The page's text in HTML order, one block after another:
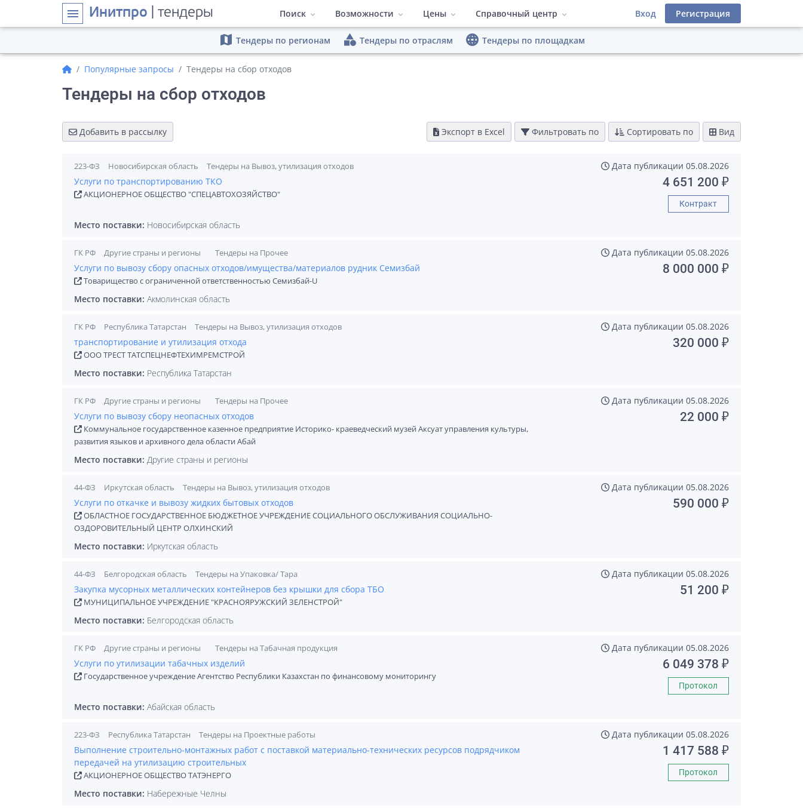
menu Инитпро | тендеры Поиск
Тендеры по регионам Тендеры по отраслям
Возможности
Быстрый поиск Расширенные фильтры
Цены
ПО Система поиска тендеров
Справочный центр
Полезные материалы
Вход Регистрация
map Тендеры по регионам category Тендеры по отраслям language Тендеры по площадкам
Популярные запросы Тендеры на сбор отходов
Тендеры на сбор отходов
Добавить в рассылку Экспорт в Excel Фильтровать по Сортировать по Вид
223-ФЗ Новосибирская область Тендеры на Вывоз, утилизация отходов Дата публикации 05.08.2026
Услуги по транспортированию ТКО
АКЦИОНЕРНОЕ ОБЩЕСТВО "СПЕЦАВТОХОЗЯЙСТВО"
4 651 200 ₽
Контракт
Место поставки: Новосибирская область
ГК РФ Другие страны и регионы Тендеры на Прочее Дата публикации 05.08.2026
Услуги по вывозу сбору опасных отходов/имущества/материалов рудник Семизбай
Товарищество с ограниченной ответственностью Семизбай-U
8 000 000 ₽
Место поставки: Акмолинская область
ГК РФ Республика Татарстан Тендеры на Вывоз, утилизация отходов Дата публикации 05.08.2026
транспортирование и утилизация отхода
ООО ТРЕСТ ТАТСПЕЦНЕФТЕХИМРЕМСТРОЙ
320 000 ₽
Место поставки: Республика Татарстан
ГК РФ Другие страны и регионы Тендеры на Прочее Дата публикации 05.08.2026
Услуги по вывозу сбору неопасных отходов
Коммунальное государственное казенное предприятие Историко- краеведческий музей Аксуат управления культуры,
развития языков и архивного дела области Абай
22 000 ₽
Место поставки: Другие страны и регионы
44-ФЗ Иркутская область Тендеры на Вывоз, утилизация отходов Дата публикации 05.08.2026
Услуги по откачке и вывозу жидких бытовых отходов
ОБЛАСТНОЕ ГОСУДАРСТВЕННОЕ БЮДЖЕТНОЕ УЧРЕЖДЕНИЕ СОЦИАЛЬНОГО ОБСЛУЖИВАНИЯ СОЦИАЛЬНО-
ОЗДОРОВИТЕЛЬНЫЙ ЦЕНТР ОЛХИНСКИЙ
590 000 ₽
Место поставки: Иркутская область
44-ФЗ Белгородская область Тендеры на Упаковка/ Тара Дата публикации 05.08.2026
Закупка мусорных металлических контейнеров без крышки для сбора ТБО
МУНИЦИПАЛЬНОЕ УЧРЕЖДЕНИЕ "КРАСНОЯРУЖСКИЙ ЗЕЛЕНСТРОЙ"
51 200 ₽
Место поставки: Белгородская область
ГК РФ Другие страны и регионы Тендеры на Табачная продукция Дата публикации 05.08.2026
Услуги по утилизации табачных изделий
Государственное учреждение Агентство Республики Казахстан по финансовому мониторингу
6 049 378 ₽
Протокол
Место поставки: Абайская область
223-ФЗ Республика Татарстан Тендеры на Проектные работы Дата публикации 05.08.2026
Выполнение строительно-монтажных работ с поставкой материально-технических ресурсов подрядчиком
передачей на утилизацию строительных
АКЦИОНЕРНОЕ ОБЩЕСТВО ТАТЭНЕРГО
1 417 588 ₽
Протокол
Место поставки: Набережные Челны